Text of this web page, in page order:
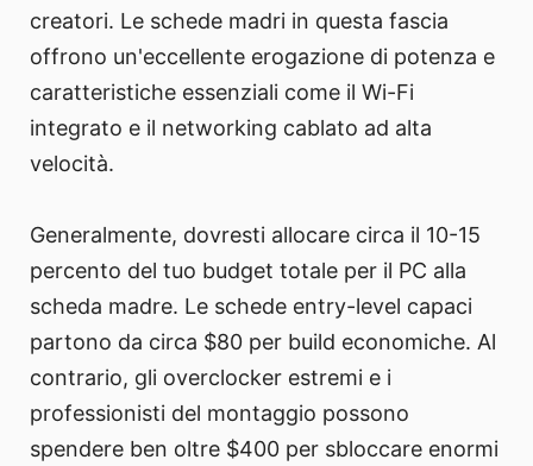
creatori. Le schede madri in questa fascia
offrono un'eccellente erogazione di potenza e
caratteristiche essenziali come il Wi-Fi
integrato e il networking cablato ad alta
velocità.
Generalmente, dovresti allocare circa il 10-15
percento del tuo budget totale per il PC alla
scheda madre. Le schede entry-level capaci
partono da circa $80 per build economiche. Al
contrario, gli overclocker estremi e i
professionisti del montaggio possono
spendere ben oltre $400 per sbloccare enormi